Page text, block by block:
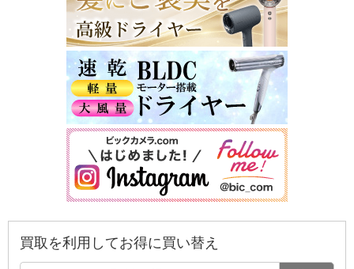
買取を利用してお得に買い替え